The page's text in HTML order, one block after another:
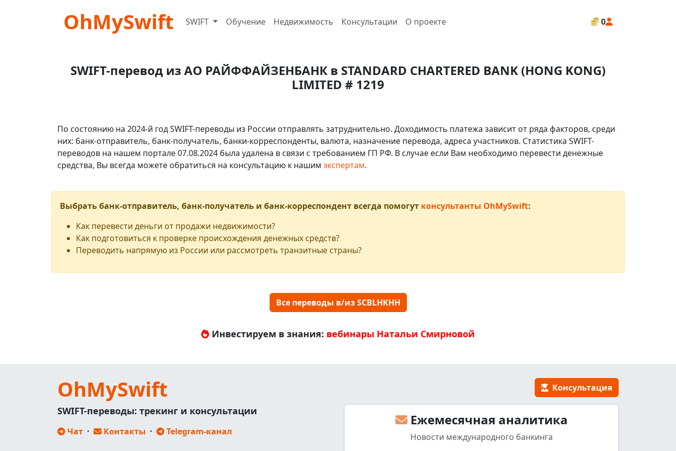
OhMySwift SWIFT Обучение Недвижимость Консультации О проекте 0
SWIFT-перевод из АО РАЙФФАЙЗЕНБАНК в STANDARD CHARTERED BANK (HONG KONG)
LIMITED # 1219
По состоянию на 2024-й год SWIFT-переводы из России отправлять затруднительно. Доходимость платежа зависит от ряда факторов, среди
них: банк-отправитель, банк-получатель, банки-корреспонденты, валюта, назначение перевода, адреса участников. Статистика SWIFT-
переводов на нашем портале 07.08.2024 была удалена в связи с требованием ГП РФ. В случае если Вам необходимо перевести денежные
средства, Вы всегда можете обратиться на консультацию к нашим экспертам.
Выбрать банк-отправитель, банк-получатель и банк-корреспондент всегда помогут консультанты OhMySwift:
Как перевести деньги от продажи недвижимости?
Как подготовиться к проверке происхождения денежных средств?
Переводить напрямую из России или рассмотреть транзитные страны?
Все переводы в/из SCBLHKHH
Инвестируем в знания: вебинары Натальи Смирновой
OhMySwift Консультация
SWIFT-переводы: трекинг и консультации
Чат · Контакты · Telegram-канал
Ежемесячная аналитика
Новости международного банкинга